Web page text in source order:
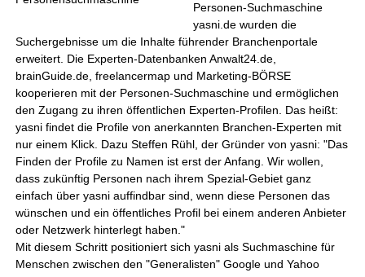
Personen-Suchmaschine
yasni.de wurden die
Suchergebnisse um die Inhalte führender Branchenportale
erweitert. Die Experten-Datenbanken Anwalt24.de,
brainGuide.de, freelancermap und Marketing-BÖRSE
kooperieren mit der Personen-Suchmaschine und ermöglichen
den Zugang zu ihren öffentlichen Experten-Profilen. Das heißt:
yasni findet die Profile von anerkannten Branchen-Experten mit
nur einem Klick. Dazu Steffen Rühl, der Gründer von yasni: "Das
Finden der Profile zu Namen ist erst der Anfang. Wir wollen,
dass zukünftig Personen nach ihrem Spezial-Gebiet ganz
einfach über yasni auffindbar sind, wenn diese Personen das
wünschen und ein öffentliches Profil bei einem anderen Anbieter
oder Netzwerk hinterlegt haben."
Mit diesem Schritt positioniert sich yasni als Suchmaschine für
Menschen zwischen den "Generalisten" Google und Yahoo